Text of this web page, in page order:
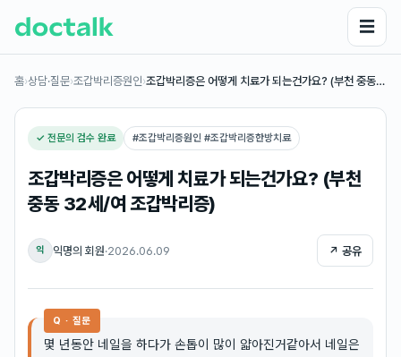
☰
홈›상담·질문›조갑박리증원인›조갑박리증은 어떻게 치료가 되는건가요? (부천 중동…
✓ 전문의 검수 완료 #조갑박리증원인 #조갑박리증한방치료
조갑박리증은 어떻게 치료가 되는건가요? (부천
중동 32세/여 조갑박리증)
익 익명의 회원·2026.06.09 ↗ 공유
Q · 질문
몇 년동안 네일을 하다가 손톱이 많이 얇아진거같아서 네일은